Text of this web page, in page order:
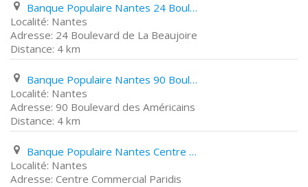
Banque Populaire Nantes 24 Boulevard de La Beaujoire
Nantes
24 Boulevard de La Beaujoire
4 km
Banque Populaire Nantes 90 Boulevard des Américains
Nantes
90 Boulevard des Américains
4 km
Banque Populaire Nantes Centre Commercial Paridis
Nantes
Centre Commercial Paridis